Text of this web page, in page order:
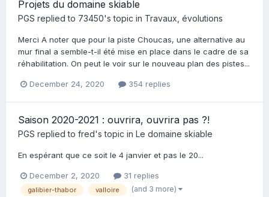
Projets du domaine skiable
PGS replied to 73450's topic in Travaux, évolutions
Merci A noter que pour la piste Choucas, une alternative au
mur final a semble-t-il été mise en place dans le cadre de sa
réhabilitation. On peut le voir sur le nouveau plan des pistes...
December 24, 2020 354 replies
Saison 2020-2021 : ouvrira, ouvrira pas ?!
PGS replied to fred's topic in Le domaine skiable
En espérant que ce soit le 4 janvier et pas le 20...
December 2, 2020 31 replies
galibier-thabor valloire (and 3 more)